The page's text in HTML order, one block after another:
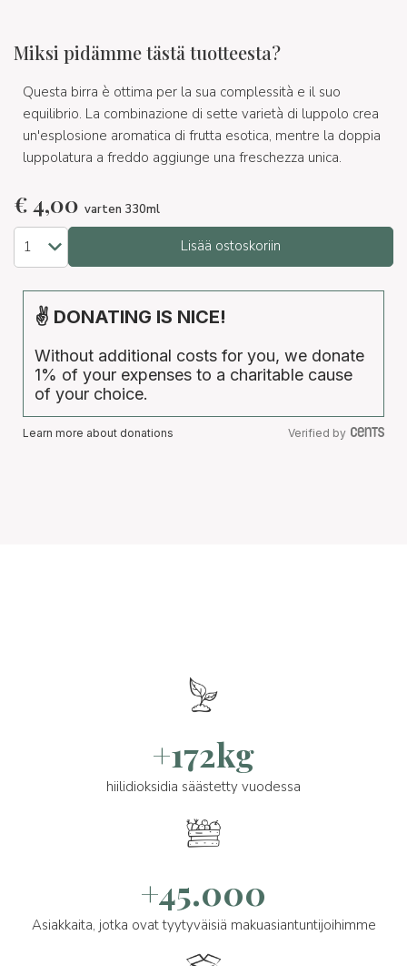
Miksi pidämme tästä tuotteesta?
Questa birra è ottima per la sua complessità e il suo
equilibrio. La combinazione di sette varietà di luppolo crea
un'esplosione aromatica di frutta esotica, mentre la doppia
luppolatura a freddo aggiunge una freschezza unica.
€4,00 varten 330ml
Lisää ostoskoriin
✌ DONATING IS NICE!
Without additional costs for you, we donate
1% of your expenses to a charitable cause
of your choice.
Learn more about donations Verified by
+172kg
hiilidioksidia säästetty vuodessa
+45.000
Asiakkaita, jotka ovat tyytyväisiä makuasiantuntijoihimme